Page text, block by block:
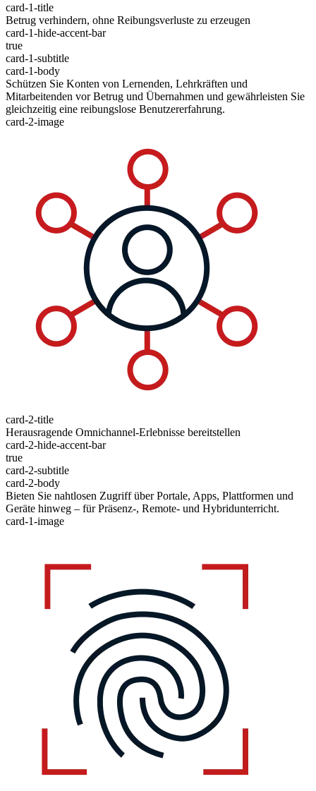
card-1-title
Betrug verhindern, ohne Reibungsverluste zu erzeugen
card-1-hide-accent-bar
true
card-1-subtitle
card-1-body
Schützen Sie Konten von Lernenden, Lehrkräften und
Mitarbeitenden vor Betrug und Übernahmen und gewährleisten Sie
gleichzeitig eine reibungslose Benutzererfahrung.
card-2-image
card-2-title
Herausragende Omnichannel-Erlebnisse bereitstellen
card-2-hide-accent-bar
true
card-2-subtitle
card-2-body
Bieten Sie nahtlosen Zugriff über Portale, Apps, Plattformen und
Geräte hinweg – für Präsenz-, Remote- und Hybridunterricht.
card-1-image